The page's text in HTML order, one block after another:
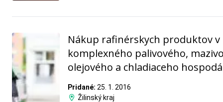
Nákup rafinérskych produktov v
komplexného palivového,
olejového a chladiaceho
Pridané: 25. 1. 2016
Žilinský kraj